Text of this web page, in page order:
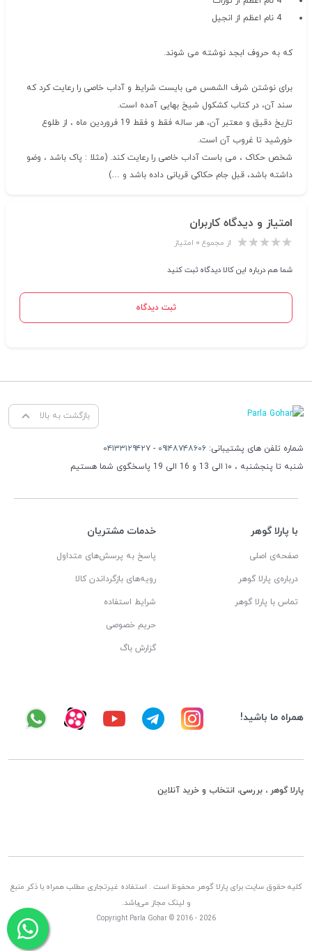
که به حروف ابجد نوشته می شوند.
برای نوشتن شرف الشمس می بایست شرایط و آداب خاصی را رعایت کرد که
سند آن، در کتاب کشکول شیخ بهایی آمده است.
تاریخ دقیق و معتبر آن، هر ساله فقط و فقط 19 فروردین ماه ، از طلوع
خورشید تا غروب آن است.
شخص حکاک ، می باست آداب خاصی را رعایت کند. (مثلا : پاک باشد ، وضو
داشته باشد، قبل جام حکاکی قربانی داده باشد و …)
امتیاز و دیدگاه کاربران
از مجموع ۰ امتیاز
شما هم درباره این کالا دیدگاه ثبت کنید
ثبت دیدگاه
بازگشت به بالا
شماره تلفن های پشتیبانی: ۰۹۱۴۸۷۴۸۶۰۶ - ۰۴۱۳۳۱۲۹۴۲۷
شنبه تا پنجشنبه ، ۱۰ الی 13 و 16 الی 19 پاسخگوی شما هستیم
با پارلا گوهر
صفحه‌ی اصلی
درباره‌ی پارلا گوهر
تماس با پارلا گوهر
خدمات مشتریان
پاسخ به پرسش‌های متداول
رویه‌های بازگرداندن کالا
شرایط استفاده
حریم خصوصی
گزارش باگ
همراه ما باشید!
پارلا گوهر ، بررسی، انتخاب و خرید آنلاین
کلیه حقوق سایت برای پارلا گوهر محفوظ است . استفاده غیرتجاری مطلب همراه با ذکر منبع
و لینک مجاز می‌باشد.
Copyright Parla Gohar © 2016 - 2026